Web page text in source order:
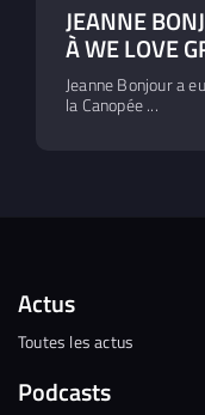
JEANNE
À WE LOVE
Jeanne Bonjour a
la Canopée ...
Actus
Toutes les actus
Podcasts